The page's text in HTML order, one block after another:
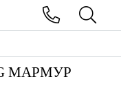
МАРМУР